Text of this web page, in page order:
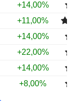
+14,00%
+11,00%
+14,00%
+22,00%
+14,00%
+8,00%